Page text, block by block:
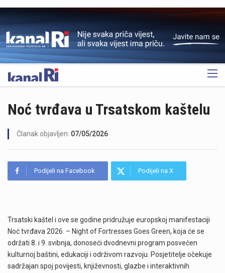
OGLAS
Noć tvrđava u Trsatskom kaštelu
Članak objavljen: 07/05/2026
Podijeli na Facebook Podijeli na X
Trsatski kaštel i ove se godine pridružuje europskoj manifestaciji
Noć tvrđava 2026. – Night of Fortresses Goes Green, koja će se
održati 8. i 9. svibnja, donoseći dvodnevni program posvećen
kulturnoj baštini, edukaciji i održivom razvoju. Posjetitelje očekuje
sadržajan spoj povijesti, književnosti, glazbe i interaktivnih